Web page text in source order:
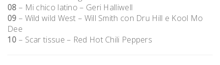
08 – Mi chico latino – Geri Halliwell
09 – Wild wild West – Will Smith con Dru Hill e Kool Mo
Dee
10 – Scar tissue – Red Hot Chili Peppers